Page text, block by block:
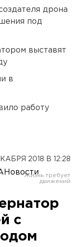
дрона
под
выставят
в
работу
2018 В 12:28
с